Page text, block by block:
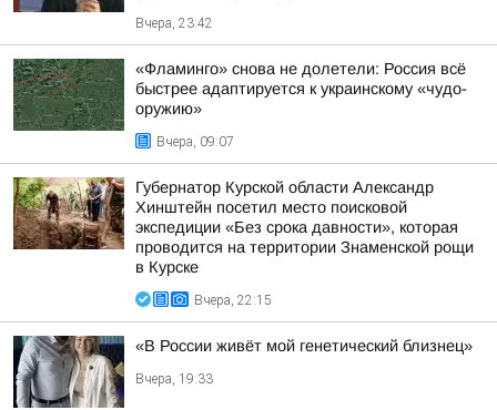
Вчера, 23:42
«Фламинго» снова не долетели: Россия всё
быстрее адаптируется к украинскому «чудо-
оружию»
Вчера, 09:07
Губернатор Курской области Александр
Хинштейн посетил место поисковой
экспедиции «Без срока давности», которая
проводится на территории Знаменской рощи
в Курске
Вчера, 22:15
«В России живёт мой генетический близнец»
Вчера, 19:33